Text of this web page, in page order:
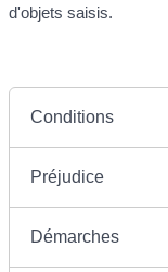
d'objets saisis.
Conditions
Préjudice
Démarches